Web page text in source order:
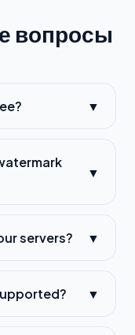
вопросы
▼
▼
servers? ▼
▼